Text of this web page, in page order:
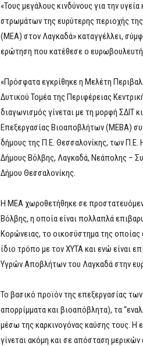
«Τους μεγάλους κινδύνους για την
στρωμάτων της ευρύτερης περιοχής
(ΜΕΑ) στον Λαγκαδά» καταγγέλλει,
ερώτηση που κατέθεσε ο
«Πρόσφατα εγκρίθηκε η Μελέτη
Δυτικού Τομέα της Περιφέρειας
διαγωνισμός γίνεται με τη μορφή
Επεξεργασίας Βιοαποβλήτων (ΜΕΒΑ)
δήμους της Π.Ε. Θεσσαλονίκης, των Π.Ε.
Δήμους Βόλβης, Λαγκαδά, Νεάπολης –
Δήμου Θεσσαλονίκης.
Η ΜΕΑ χωροθετήθηκε σε
Βόλβης, η οποία είναι πολλαπλά
Κορώνειας, το οικοσύστημα της οποίας
ίδιο τρόπο με τον ΧΥΤΑ και ενώ είναι
Υγρών Αποβλήτων του Λαγκαδά στην
Το βασικό προϊόν της επεξεργασίας
απορρίμματα και βιοαπόβλητα), τα
μέσω της καρκινογόνας καύσης τους. Η
γίνεται ακόμη και σε απόσταση